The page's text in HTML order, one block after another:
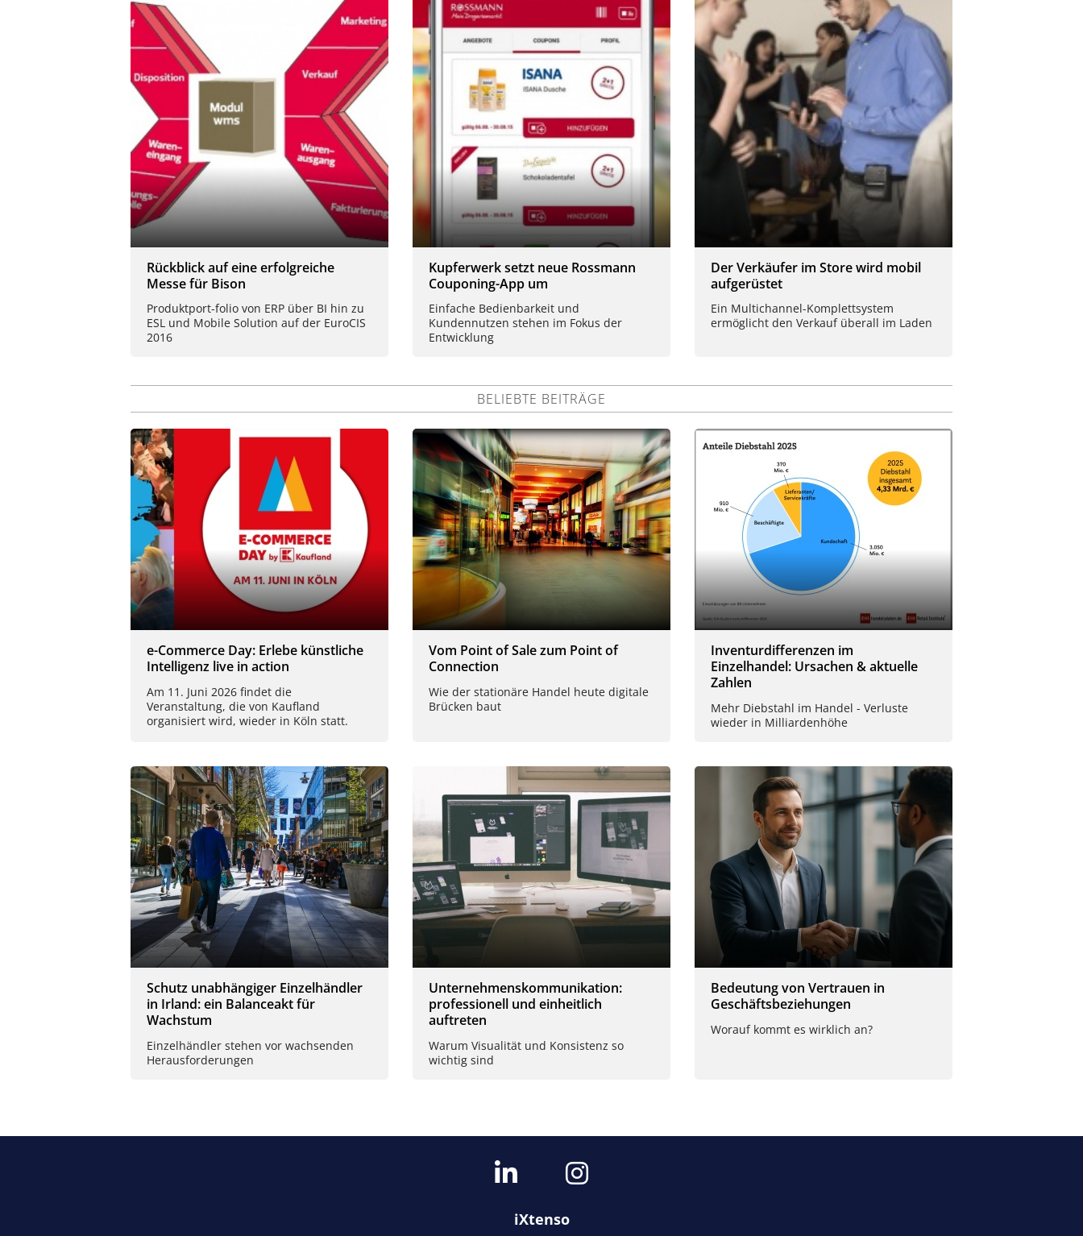
Rückblick auf eine erfolgreiche
Messe für Bison
Produktport-folio von ERP über BI hin zu
ESL und Mobile Solution auf der EuroCIS
2016
Kupferwerk setzt neue Rossmann
Couponing-App um
Einfache Bedienbarkeit und
Kundennutzen stehen im Fokus der
Entwicklung
Der Verkäufer im Store wird mobil
aufgerüstet
Ein Multichannel-Komplettsystem
ermöglicht den Verkauf überall im Laden
BELIEBTE BEITRÄGE
e-Commerce Day: Erlebe künstliche
Intelligenz live in action
Am 11. Juni 2026 findet die
Veranstaltung, die von Kaufland
organisiert wird, wieder in Köln statt.
Vom Point of Sale zum Point of
Connection
Wie der stationäre Handel heute digitale
Brücken baut
Inventurdifferenzen im
Einzelhandel: Ursachen & aktuelle
Zahlen
Mehr Diebstahl im Handel - Verluste
wieder in Milliardenhöhe
Schutz unabhängiger Einzelhändler
in Irland: ein Balanceakt für
Wachstum
Einzelhändler stehen vor wachsenden
Herausforderungen
Unternehmenskommunikation:
professionell und einheitlich
auftreten
Warum Visualität und Konsistenz so
wichtig sind
Bedeutung von Vertrauen in
Geschäftsbeziehungen
Worauf kommt es wirklich an?
iXtenso